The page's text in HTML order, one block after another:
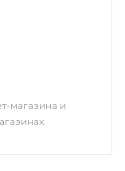
магазина и